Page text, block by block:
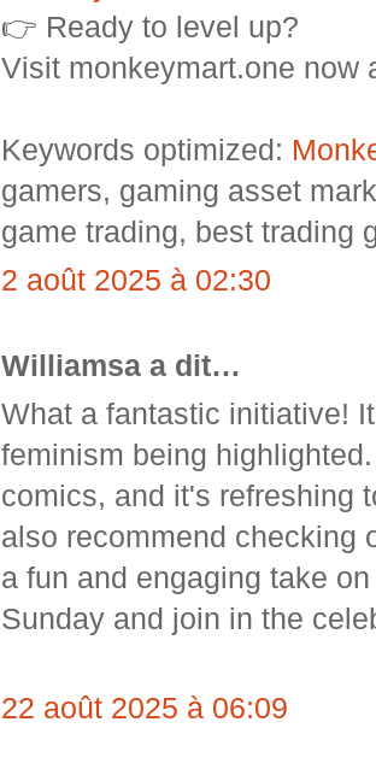
👉 Ready to level up?
Visit monkeymart.one now
Keywords optimized:
gamers, gaming asset
game trading, best trading
2 août 2025 à 02:30
Williamsa a dit…
What a fantastic initiative!
feminism being
comics, and it's refreshing
also recommend checking
a fun and engaging take
Sunday and join in the
22 août 2025 à 06:09